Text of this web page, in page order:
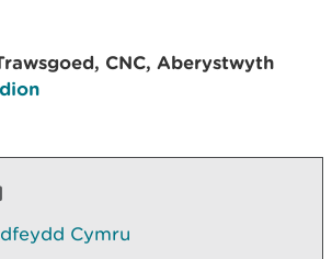
CNC, Aberystwyth
Cymru